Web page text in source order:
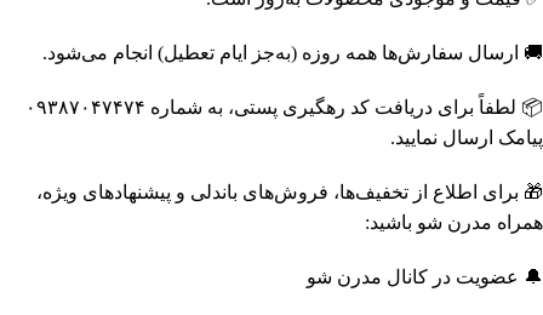
🚚 ارسال سفارش‌ها همه روزه (به‌جز ایام تعطیل) انجام می‌شود.
📦 لطفاً برای دریافت کد رهگیری پستی، به شماره ۰۹۳۸۷۰۴۷۴۷۴
پیامک ارسال نمایید.
🎁 برای اطلاع از تخفیف‌ها، فروش‌های باندلی و پیشنهادهای ویژه،
همراه مدرن شو باشید:
🔔 عضویت در کانال مدرن شو